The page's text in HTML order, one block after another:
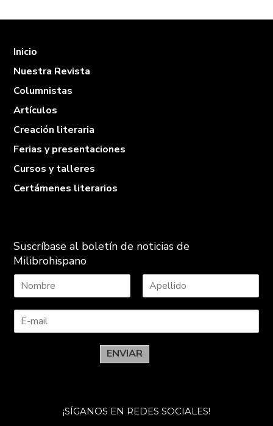
Inicio
Nuestra Revista
Columnistas
Artículos
Creación literaria
Ferias y presentaciones
Cursos y talleres
Certámenes literarios
Suscríbase al boletín de noticias de
Milibrohispano
o
b
p
l
d
ENVIAR
¡SÍGANOS EN REDES SOCIALES!